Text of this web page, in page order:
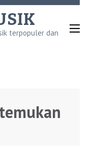
terpopuler dan